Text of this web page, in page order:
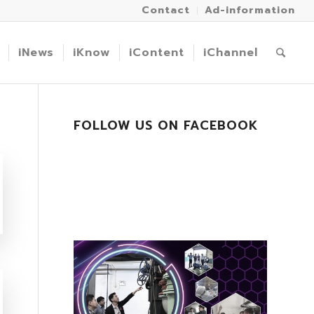
Contact Ad-information
iNews iKnow iContent iChannel
FOLLOW US ON FACEBOOK